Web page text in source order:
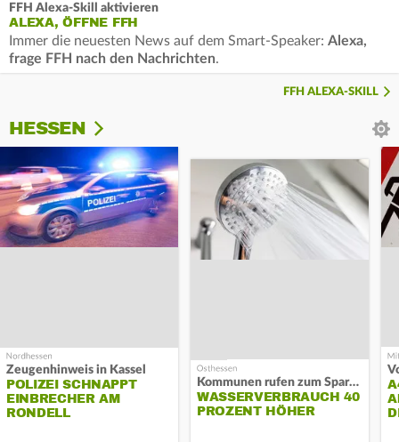
FFH Alexa-Skill aktivieren
ALEXA, ÖFFNE FFH
Immer die neuesten News auf dem Smart-Speaker: Alexa,
frage FFH nach den Nachrichten.
FFH ALEXA-SKILL
HESSEN
Zeugenhinweis in Kassel
POLIZEI SCHNAPPT
EINBRECHER AM
RONDELL
Kommunen rufen zum Sparen auf
WASSERVERBRAUCH 40
PROZENT HÖHER